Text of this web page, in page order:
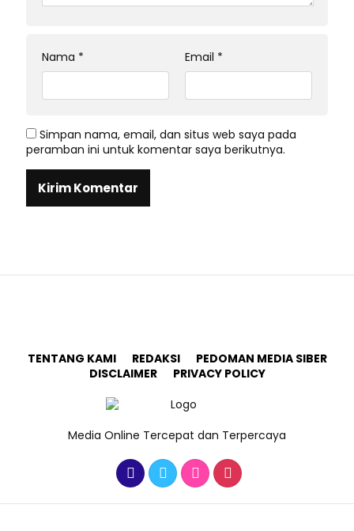
Nama * Email *
Simpan nama, email, dan situs web saya pada
peramban ini untuk komentar saya berikutnya.
TENTANG KAMI REDAKSI
PEDOMAN MEDIA SIBER
DISCLAIMER
PRIVACY POLICY
Media Online Tercepat dan Terpercaya